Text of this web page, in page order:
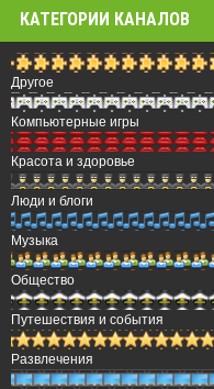
КАТЕГОРИИ КАНАЛОВ
Другое
Компьютерные игры
Красота и здоровье
Люди и блоги
Музыка
Общество
Путешествия и события
Развлечения